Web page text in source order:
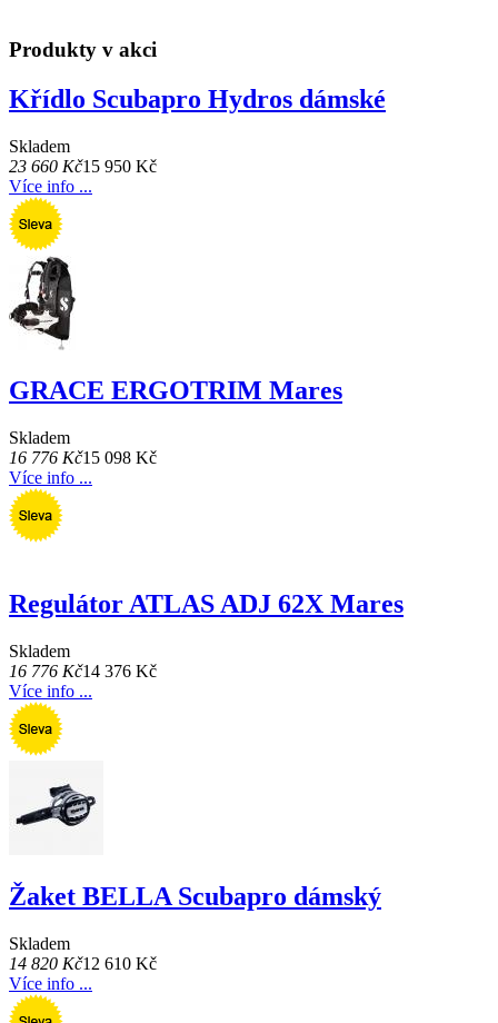
Produkty v akci
Křídlo Scubapro Hydros dámské
Skladem
23 660 Kč15 950 Kč
Více info ...
GRACE ERGOTRIM Mares
Skladem
16 776 Kč15 098 Kč
Více info ...
Regulátor ATLAS ADJ 62X Mares
Skladem
16 776 Kč14 376 Kč
Více info ...
Žaket BELLA Scubapro dámský
Skladem
14 820 Kč12 610 Kč
Více info ...